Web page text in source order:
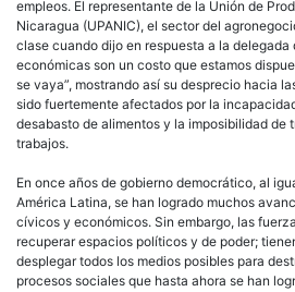
empleos. El representante de la Unión de
Nicaragua (UPANIC), el sector del
clase cuando dijo en respuesta a la delegada
económicas son un costo que estamos
se vaya”, mostrando así su desprecio hacia
sido fuertemente afectados por la
desabasto de alimentos y la imposibilidad de
trabajos.
En once años de gobierno democrático, al
América Latina, se han logrado muchos
cívicos y económicos. Sin embargo, las
recuperar espacios políticos y de poder;
desplegar todos los medios posibles para
procesos sociales que hasta ahora se han